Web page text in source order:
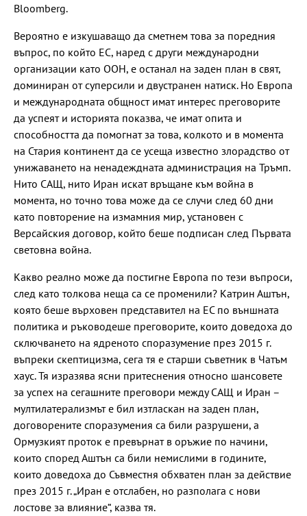
Bloomberg.
Вероятно е изкушаващо да сметнем това за поредния
въпрос, по който ЕС, наред с други международни
организации като ООН, е останал на заден план в свят,
доминиран от суперсили и двустранен натиск. Но Европа
и международната общност имат интерес преговорите
да успеят и историята показва, че имат опита и
способността да помогнат за това, колкото и в момента
на Стария континент да се усеща известно злорадство от
унижаването на ненадеждната администрация на Тръмп.
Нито САЩ, нито Иран искат връщане към война в
момента, но точно това може да се случи след 60 дни
като повторение на измамния мир, установен с
Версайския договор, който беше подписан след Първата
световна война.
Какво реално може да постигне Европа по тези въпроси,
след като толкова неща са се променили? Катрин Аштън,
която беше върховен представител на ЕС по външната
политика и ръководеше преговорите, които доведоха до
сключването на ядреното споразумение през 2015 г.
въпреки скептицизма, сега тя е старши съветник в Чатъм
хаус. Тя изразява ясни притеснения относно шансовете
за успех на сегашните преговори между САЩ и Иран –
мултилатерализмът е бил изтласкан на заден план,
договорените споразумения са били разрушени, а
Ормузкият проток е превърнат в оръжие по начини,
които според Аштън са били немислими в годините,
които доведоха до Съвместня обхватен план за действие
през 2015 г. „Иран е отслабен, но разполага с нови
лостове за влияние“, казва тя.